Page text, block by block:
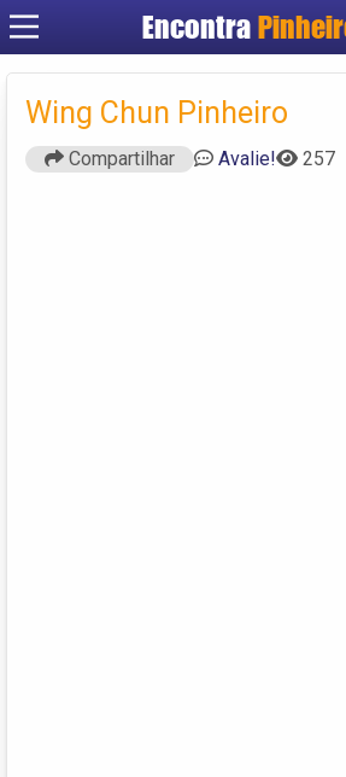
Encontra
Cadastrar
Criar conta
Wing Chun Pinheiro
Compartilhar Avalie! 257